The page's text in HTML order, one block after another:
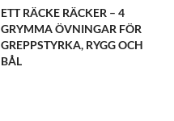
ETT RÄCKE RÄCKER – 4
GRYMMA ÖVNINGAR FÖR
GREPPSTYRKA, RYGG OCH
BÅL